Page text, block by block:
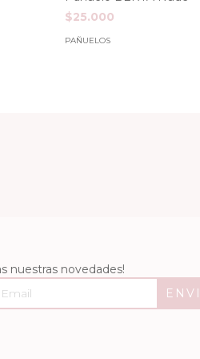
$25.000
PAÑUELOS
nuestras novedades!